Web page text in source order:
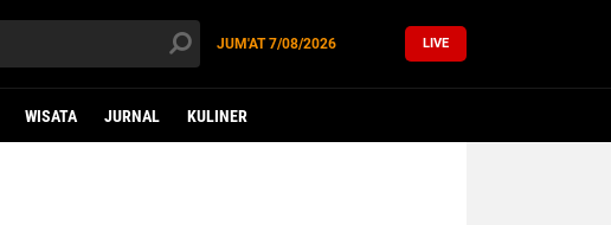
JUM'AT7/08/2026 LIVE
WISATA JURNAL KULINER